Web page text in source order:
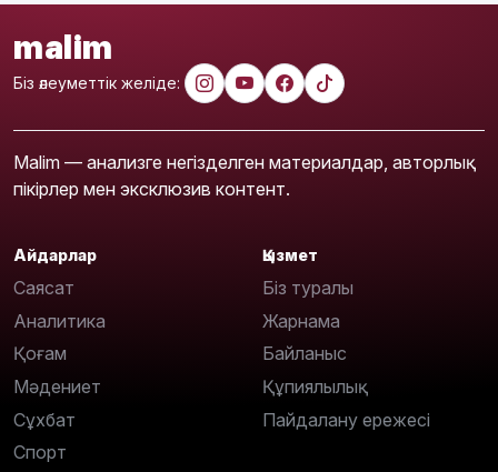
malim
Біз әлеуметтік желіде:
Malim — анализге негізделген материалдар, авторлық
пікірлер мен эксклюзив контент.
Айдарлар
Саясат
Аналитика
Қоғам
Мәдениет
Сұхбат
Спорт
Қызмет
Біз туралы
Жарнама
Байланыс
Құпиялылық
Пайдалану ережесі